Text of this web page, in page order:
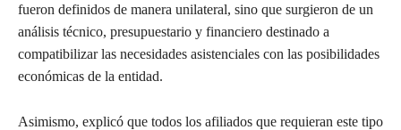
fueron definidos de manera unilateral, sino que surgieron de un
análisis técnico, presupuestario y financiero destinado a
compatibilizar las necesidades asistenciales con las posibilidades
económicas de la entidad.
Asimismo, explicó que todos los afiliados que requieran este tipo